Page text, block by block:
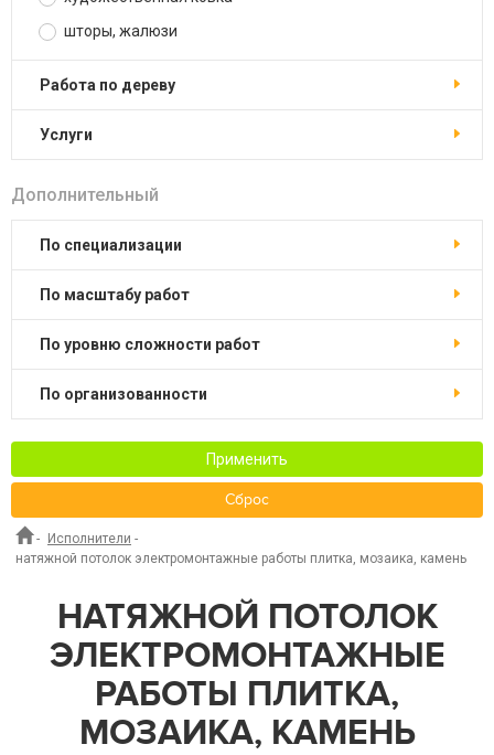
шторы, жалюзи
работа по дереву
услуги
Дополнительный
по специализации
по масштабу работ
по уровню сложности работ
по организованности
Применить
Сброс
- Исполнители -
натяжной потолок электромонтажные работы плитка, мозаика, камень
НАТЯЖНОЙ ПОТОЛОК
ЭЛЕКТРОМОНТАЖНЫЕ
РАБОТЫ ПЛИТКА,
МОЗАИКА, КАМЕНЬ